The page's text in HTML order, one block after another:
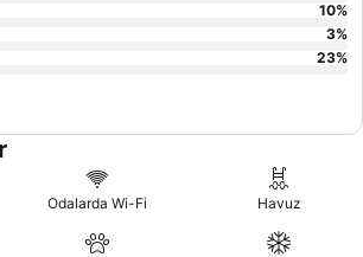
10%
3%
23%
Odalarda Wi-Fi Havuz